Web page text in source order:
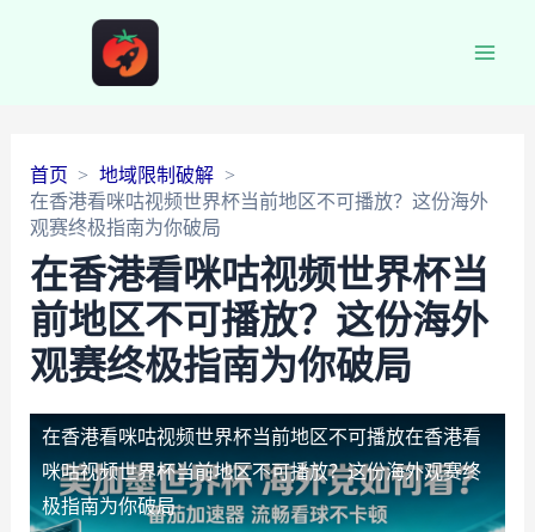
首页
地域限制破解
在香港看咪咕视频世界杯当前地区不可播放？这份海外
观赛终极指南为你破局
在香港看咪咕视频世界杯当
前地区不可播放？这份海外
观赛终极指南为你破局
在香港看咪咕视频世界杯当前地区不可播放在香港看
咪咕视频世界杯当前地区不可播放？这份海外观赛终
极指南为你破局